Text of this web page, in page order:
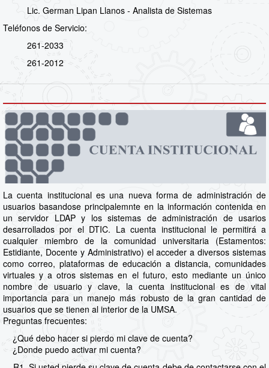
Lic. German Lipan Llanos - Analista de Sistemas
Teléfonos de Servicio:
261-2033
261-2012
La cuenta institucional es una nueva forma de administración de
usuarios basandose principalemnte en la información contenida en
un servidor LDAP y los sistemas de administración de usarios
desarrollados por el DTIC. La cuenta institucional le permitirá a
cualquier miembro de la comunidad universitaria (Estamentos:
Estidiante, Docente y Administrativo) el acceder a diversos sistemas
como correo, plataformas de educación a distancia, comunidades
virtuales y a otros sistemas en el futuro, esto mediante un único
nombre de usuario y clave, la cuenta institucional es de vital
importancia para un manejo más robusto de la gran cantidad de
usuarios que se tienen al interior de la UMSA.
Preguntas frecuentes:
¿Qué debo hacer si pierdo mi clave de cuenta?
¿Donde puedo activar mi cuenta?